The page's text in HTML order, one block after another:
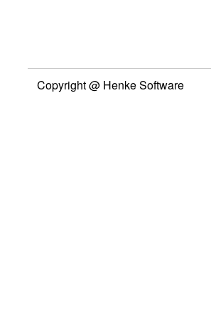
Copyright @ Henke Software